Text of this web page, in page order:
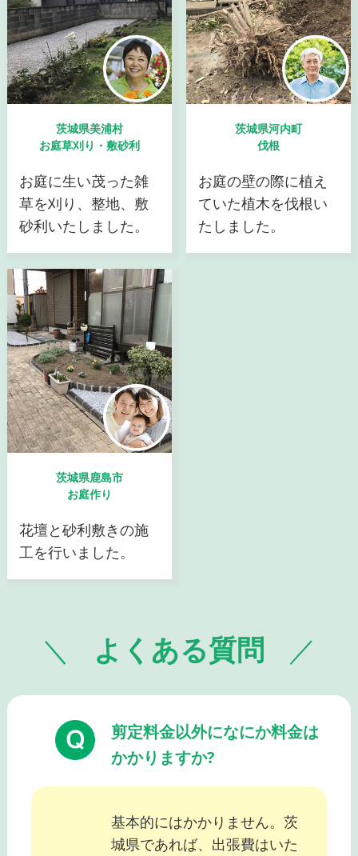
茨城県美浦村
お庭草刈り・敷砂利
お庭に生い茂った雑
草を刈り、整地、敷
砂利いたしました。
茨城県河内町
伐根
お庭の壁の際に植え
ていた植木を伐根い
たしました。
茨城県鹿島市
お庭作り
花壇と砂利敷きの施
工を行いました。
よくある質問
剪定料金以外になにか料金は
かかりますか?
基本的にはかかりません。茨
城県であれば、出張費はいた